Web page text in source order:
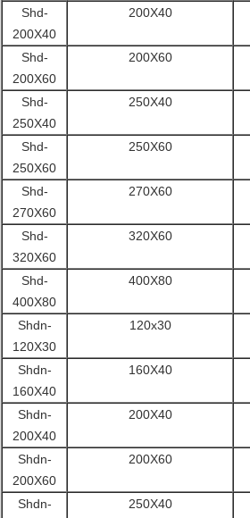
Shd-
200X40
200X40
Shd-
200X60
200X60
Shd-
250X40
250X40
Shd-
250X60
250X60
Shd-
270X60
270X60
Shd-
320X60
320X60
Shd-
400X80
400X80
Shdn-
120X30
120x30
Shdn-
160X40
160X40
Shdn-
200X40
200X40
Shdn-
200X60
200X60
Shdn-
250X40